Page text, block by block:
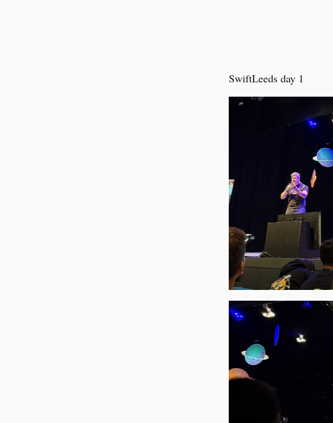
SwiftLeeds day 1